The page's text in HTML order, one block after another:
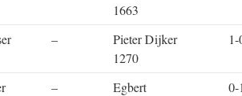
1663
–
Pieter Dijker
1270
–
Egbert
0-